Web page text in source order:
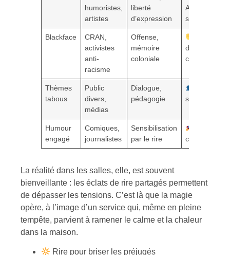
humoristes,
artistes
liberté
d’expression
Acceptabilité
sociale
Blackface
CRAN,
activistes
anti-
racisme
Offense,
mémoire
coloniale
des
Thèmes
tabous
Public
divers,
médias
Dialogue,
pédagogie
sociale
Humour
engagé
Comiques,
journalistes
Sensibilisation
par le rire
citoyen
La réalité dans les salles, elle, est souvent
bienveillante : les éclats de rire partagés permettent
de dépasser les tensions. C’est là que la magie
opère, à l’image d’un service qui, même en pleine
tempête, parvient à ramener le calme et la chaleur
dans la maison.
Rire pour briser les préjugés